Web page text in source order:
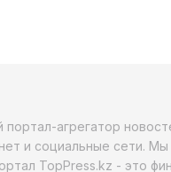
портал-агрегатор
и социальные сети.
TopPress.kz - это